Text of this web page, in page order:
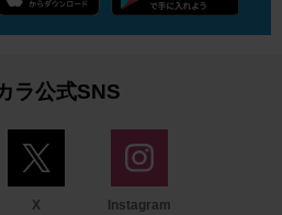
ラ公式SNS
X Instagram